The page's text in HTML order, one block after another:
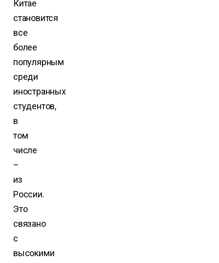
Китае
становится
все
более
популярным
среди
иностранных
студентов,
в
том
числе
–
из
России.
Это
связано
с
высокими